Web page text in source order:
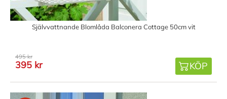
Självvattnande Blomlåda Balconera Cottage 50cm vit
495 kr
395 kr KÖP